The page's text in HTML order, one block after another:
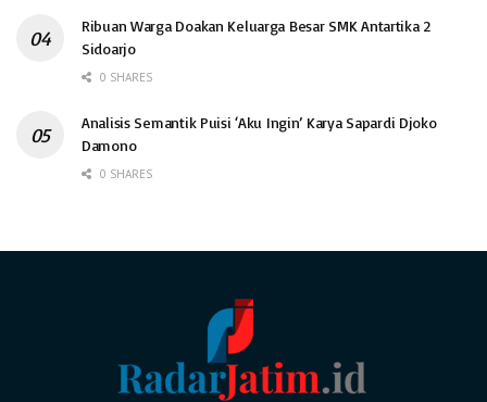
Ribuan Warga Doakan Keluarga Besar SMK Antartika 2
Sidoarjo
0 SHARES
Analisis Semantik Puisi ‘Aku Ingin’ Karya Sapardi Djoko
Damono
0 SHARES